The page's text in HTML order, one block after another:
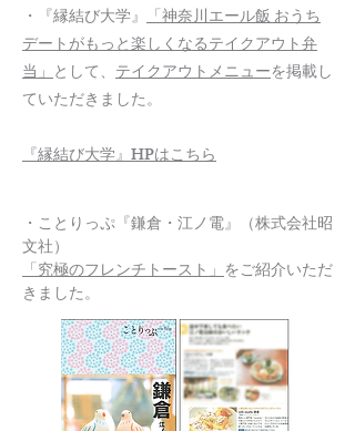
・『縁結び大学』 「神奈川エール飯 おうち
デートがもっと楽しくなるテイクアウト弁
当」として、 テイクアウトメニューを掲載し
ていただきました。
『縁結び大学』HPはこちら
・ことりっぷ『鎌倉・江ノ電』（株式会社昭
文社）
「究極のフレンチトースト」をご紹介いただ
きました。